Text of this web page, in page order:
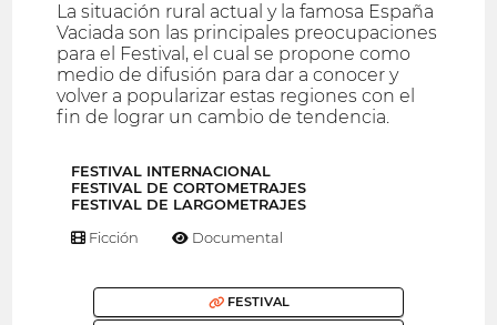
La situación rural actual y la famosa España
Vaciada son las principales preocupaciones
para el Festival, el cual se propone como
medio de difusión para dar a conocer y
volver a popularizar estas regiones con el
fin de lograr un cambio de tendencia.
FESTIVAL INTERNACIONAL
FESTIVAL DE CORTOMETRAJES
FESTIVAL DE LARGOMETRAJES
Ficción Documental
FESTIVAL